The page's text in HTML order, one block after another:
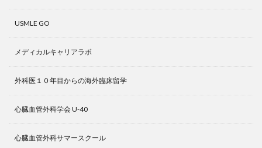
USMLE GO
メディカルキャリアラボ
外科医１０年目からの海外臨床留学
心臓血管外科学会 U-40
心臓血管外科サマースクール